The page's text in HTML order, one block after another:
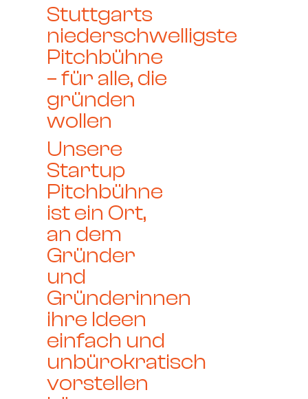
Stuttgarts
niederschwelligste
Pitchbühne
– für alle, die
gründen
wollen
Unsere
Startup
Pitchbühne
ist ein Ort,
an dem
Gründer
und
Gründerinnen
ihre Ideen
einfach und
unbürokratisch
vorstellen